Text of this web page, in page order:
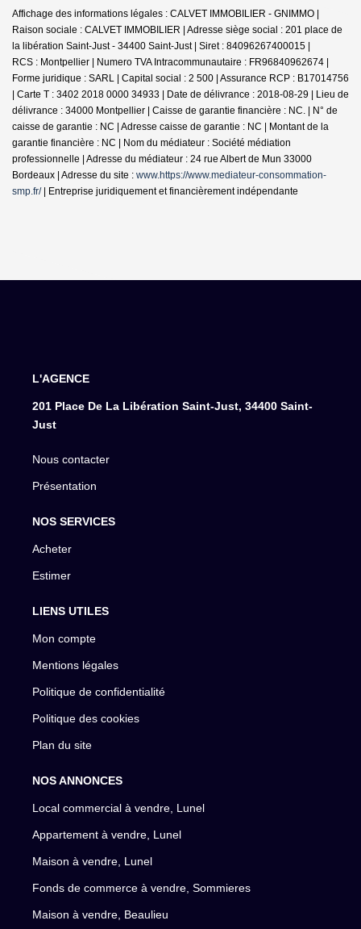
Affichage des informations légales : CALVET IMMOBILIER - GNIMMO |
Raison sociale : CALVET IMMOBILIER | Adresse siège social : 201 place de
la libération Saint-Just - 34400 Saint-Just | Siret : 84096267400015 |
RCS : Montpellier | Numero TVA Intracommunautaire : FR96840962674 |
Forme juridique : SARL | Capital social : 2 500 | Assurance RCP : B17014756
| Carte T : 3402 2018 0000 34933 | Date de délivrance : 2018-08-29 | Lieu de
délivrance : 34000 Montpellier | Caisse de garantie financière : NC. | N° de
caisse de garantie : NC | Adresse caisse de garantie : NC | Montant de la
garantie financière : NC | Nom du médiateur : Société médiation
professionnelle | Adresse du médiateur : 24 rue Albert de Mun 33000
Bordeaux | Adresse du site : www.https://www.mediateur-consommation-
smp.fr/| Entreprise juridiquement et financièrement indépendante
L'AGENCE
201 Place De La Libération Saint-Just, 34400 Saint-
Just
Nous contacter
Présentation
NOS SERVICES
Acheter
Estimer
LIENS UTILES
Mon compte
Mentions légales
Politique de confidentialité
Politique des cookies
Plan du site
NOS ANNONCES
Local commercial à vendre, Lunel
Appartement à vendre, Lunel
Maison à vendre, Lunel
Fonds de commerce à vendre, Sommieres
Maison à vendre, Beaulieu